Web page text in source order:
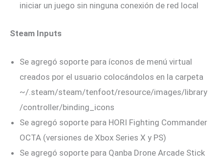
iniciar un juego sin ninguna conexión de red local
Steam Inputs
Se agregó soporte para íconos de menú virtual
creados por el usuario colocándolos en la carpeta
~/.steam/steam/tenfoot/resource/images/library
/controller/binding_icons
Se agregó soporte para HORI Fighting Commander
OCTA (versiones de Xbox Series X y PS)
Se agregó soporte para Qanba Drone Arcade Stick